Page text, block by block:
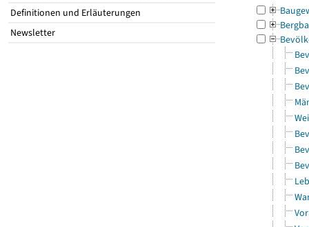
Definitionen und Erläuterungen
Newsletter